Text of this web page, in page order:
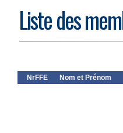
Liste des
NrFFE Nom et Prénom